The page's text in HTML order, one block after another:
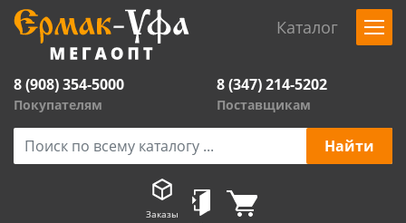
Каталог
8 (908) 354-5000
Покупателям
8 (347) 214-5202
Поставщикам
Заказы